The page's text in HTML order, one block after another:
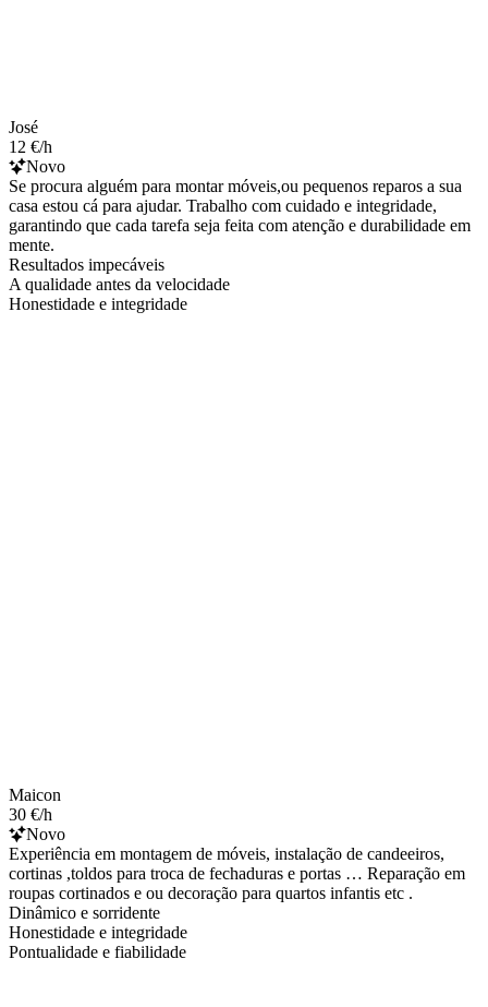
José
12 €/h
Novo
Se procura alguém para montar móveis,ou pequenos reparos a sua
casa estou cá para ajudar. Trabalho com cuidado e integridade,
garantindo que cada tarefa seja feita com atenção e durabilidade em
mente.
Resultados impecáveis
A qualidade antes da velocidade
Honestidade e integridade
Maicon
30 €/h
Novo
Experiência em montagem de móveis, instalação de candeeiros,
cortinas ,toldos para troca de fechaduras e portas … Reparação em
roupas cortinados e ou decoração para quartos infantis etc .
Dinâmico e sorridente
Honestidade e integridade
Pontualidade e fiabilidade